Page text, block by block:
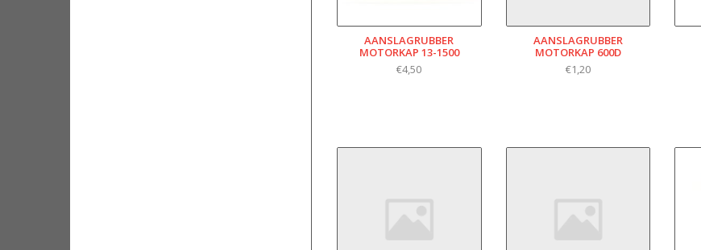
AANSLAGRUBBER
MOTORKAP 13-1500
€4,50
AANSLAGRUBBER
MOTORKAP 600D
€1,20